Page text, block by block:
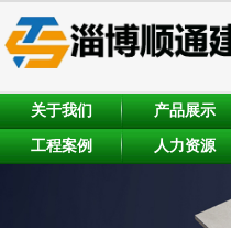
关于我们 产品展示
工程案例 人力资源